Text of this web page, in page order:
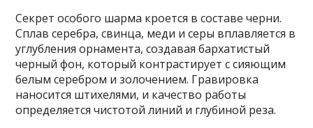
Секрет особого шарма кроется в составе черни.
Сплав серебра, свинца, меди и серы вплавляется в
углубления орнамента, создавая бархатистый
черный фон, который контрастирует с сияющим
белым серебром и золочением. Гравировка
наносится штихелями, и качество работы
определяется чистотой линий и глубиной реза.